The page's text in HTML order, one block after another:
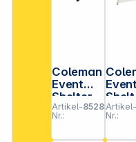
Coleman
Event
Shelter
Air L
3,65m x
3,65m
Artikel-
Nr.:
852854Pro
nd
Artikel-
Nr.: